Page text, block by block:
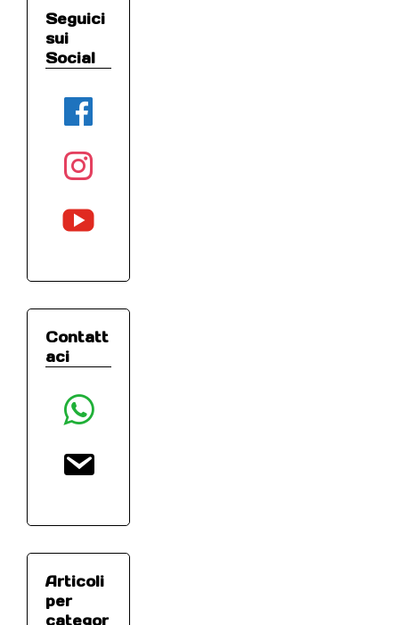
Seguici
sui
Social
facebook
instagram
youtube
Contatt
aci
whatsapp
Articoli
per
categor